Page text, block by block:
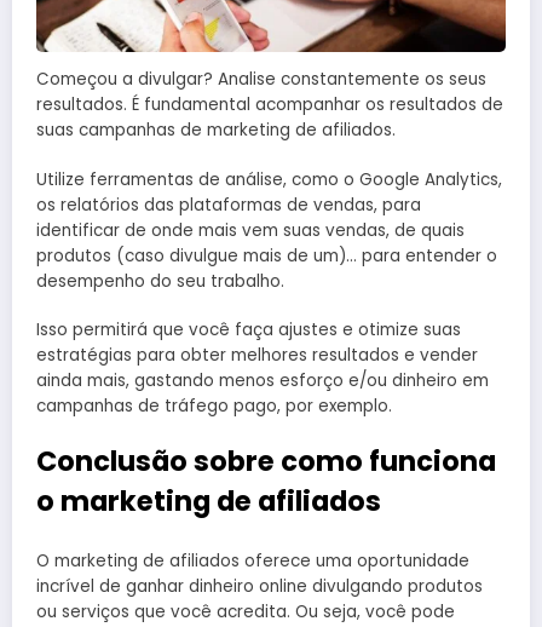
Começou a divulgar? Analise constantemente os seus
resultados. É fundamental acompanhar os resultados de
suas campanhas de marketing de afiliados.
Utilize ferramentas de análise, como o Google Analytics,
os relatórios das plataformas de vendas, para
identificar de onde mais vem suas vendas, de quais
produtos (caso divulgue mais de um)… para entender o
desempenho do seu trabalho.
Isso permitirá que você faça ajustes e otimize suas
estratégias para obter melhores resultados e vender
ainda mais, gastando menos esforço e/ou dinheiro em
campanhas de tráfego pago, por exemplo.
Conclusão sobre como funciona
o marketing de afiliados
O marketing de afiliados oferece uma oportunidade
incrível de ganhar dinheiro online divulgando produtos
ou serviços que você acredita. Ou seja, você pode